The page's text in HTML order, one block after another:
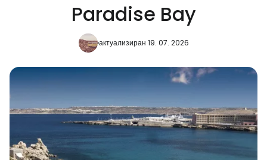
Paradise Bay
актуализиран 19. 07. 2026
Продължете с Google
Продължете с Facebook
Продължете с имейл